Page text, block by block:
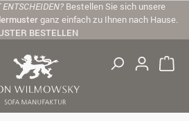
Bestellen Sie sich unsere
ganz einfach zu Ihnen nach Hause.
BESTELLEN